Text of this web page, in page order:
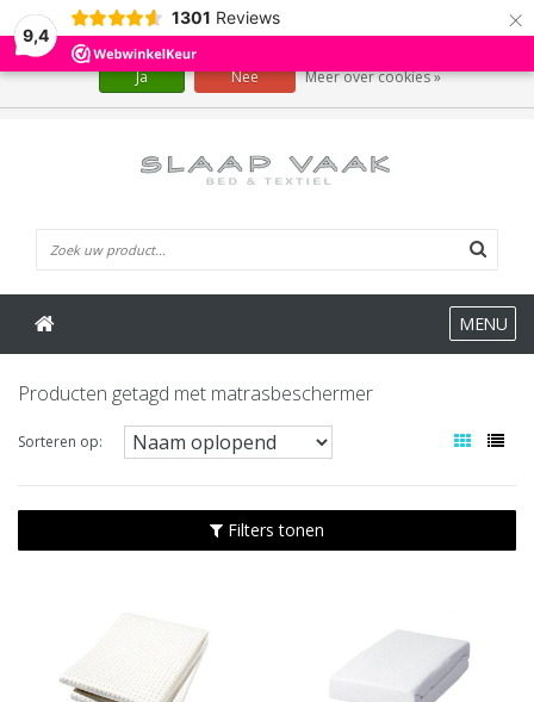
9,4
1301 Reviews ×
MENU
Producten getagd met matrasbeschermer
Sorteren op:
Filters tonen
Wij slaan cookies op om onze website te verbeteren. Is dat akkoord?
Ja Nee Meer over cookies »